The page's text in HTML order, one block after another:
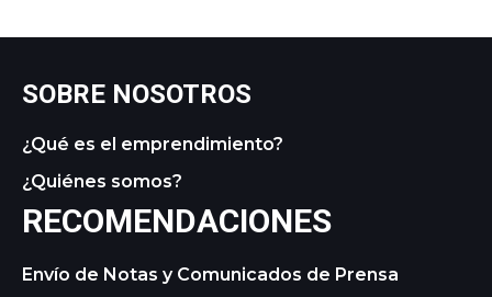
SOBRE NOSOTROS
¿Qué es el emprendimiento?
¿Quiénes somos?
RECOMENDACIONES
Envío de Notas y Comunicados de Prensa